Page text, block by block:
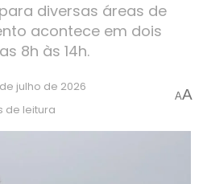
diversas áreas de
acontece em dois
8h às 14h.
julho de 2026
de leitura
AA